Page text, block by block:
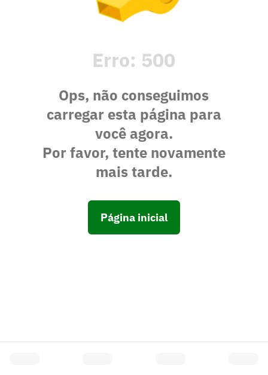
Erro: 500
Ops, não conseguimos
carregar esta página para
você agora.
Por favor, tente novamente
mais tarde.
Página inicial